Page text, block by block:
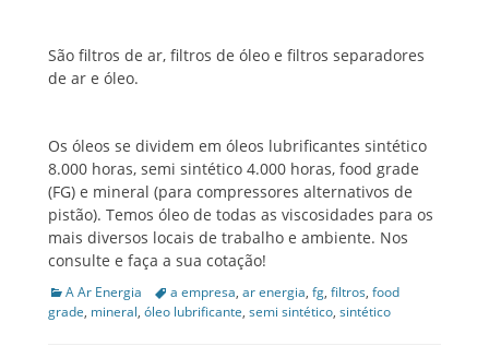
São filtros de ar, filtros de óleo e filtros separadores
de ar e óleo.
Os óleos se dividem em óleos lubrificantes sintético
8.000 horas, semi sintético 4.000 horas, food grade
(FG) e mineral (para compressores alternativos de
pistão). Temos óleo de todas as viscosidades para os
mais diversos locais de trabalho e ambiente. Nos
consulte e faça a sua cotação!
Categories
A Ar Energia Tagsa empresa, ar energia, fg, filtros, food
grade, mineral, óleo lubrificante, semi sintético, sintético